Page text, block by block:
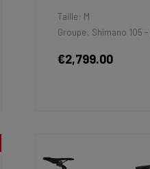
Taille: M
Groupe: Shimano 105 -
€2,799.00